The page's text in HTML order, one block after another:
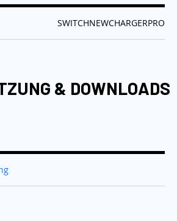
:SWITCHNEWCHARGERPRO
& DOWNLOADS